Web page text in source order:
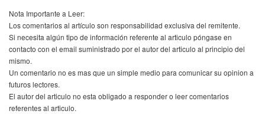
Nota Importante a Leer:
Los comentarios al artículo son responsabilidad exclusiva del remitente.
Si necesita algún tipo de información referente al articulo póngase en
contacto con el email suministrado por el autor del articulo al principio del
mismo.
Un comentario no es mas que un simple medio para comunicar su opinion a
futuros lectores.
El autor del articulo no esta obligado a responder o leer comentarios
referentes al articulo.